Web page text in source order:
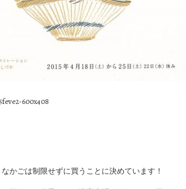
なかごは制限せずに買うことに決めています！